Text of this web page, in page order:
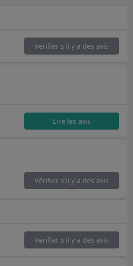
Vérifier s'il y a des avis
Lire les avis
Vérifier s'il y a des avis
Vérifier s'il y a des avis